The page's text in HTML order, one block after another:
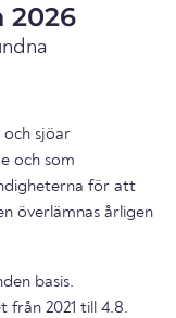
2026
och sjöar
och som
för att
överlämnas årligen
basis.
från 2021 till 4.8.